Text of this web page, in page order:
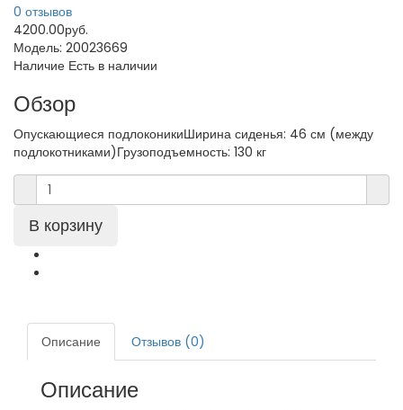
0 отзывов
4200.00руб.
Модель: 20023669
Наличие Есть в наличии
Обзор
Опускающиеся подлоконикиШирина сиденья: 46 см (между
подлокотниками)Грузоподъемность: 130 кг
Описание Отзывов (0)
Описание